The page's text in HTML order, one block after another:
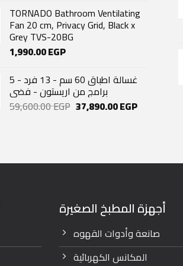
TORNADO Bathroom Ventilating
Fan 20 cm, Privacy Grid, Black x
Grey TVS-20BG
1,990.00EGP
غسالة اطباق 60 سم - 13 فرد - 5
برامج من اريستون - فضى
59,600.00EGP Original
37,890.00EGPCurrent
أجهزة المطبخ الصغيرة
صانعة وأدوات القهوه
المكانس الكهربائية